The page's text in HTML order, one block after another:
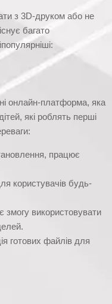
з 3D-друком або не
багато
онлайн-платформа, яка
які роблять перші
працює
користувачів будь-
змогу використовувати
готових файлів для